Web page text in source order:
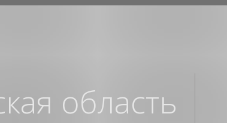
область